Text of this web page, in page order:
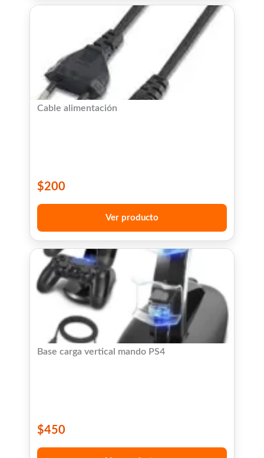
Cable alimentación
$200
Ver producto
Base carga vertical mando PS4
$450